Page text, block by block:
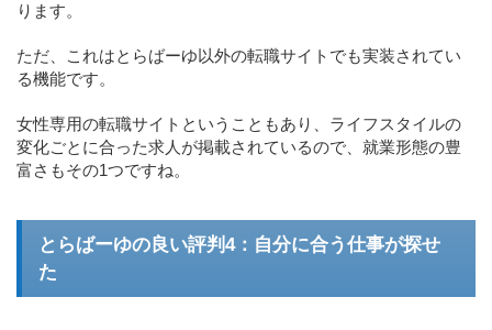
ります。
ただ、これはとらばーゆ以外の転職サイトでも実装されてい
る機能です。
女性専用の転職サイトということもあり、ライフスタイルの
変化ごとに合った求人が掲載されているので、就業形態の豊
富さもその1つですね。
とらばーゆの良い評判4：自分に合う仕事が探せ
た